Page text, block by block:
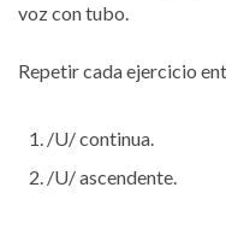
voz con tubo.
Repetir cada ejercicio
/U/ continua.
/U/ ascendente.